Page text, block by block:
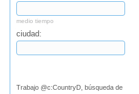
medio tiempo
ciudad:
Trabajo @c:CountryD, búsqueda de